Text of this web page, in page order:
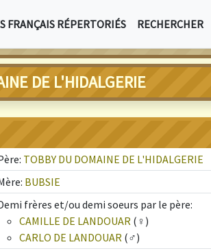
FRANÇAIS RÉPERTORIÉS RECHERCHER
DE L'HIDALGERIE
TOBBY DU DOMAINE DE L'HIDALGERIE
BUBSIE
frères et/ou demi soeurs par le père:
CAMILLE DE LANDOUAR (♀)
CARLO DE LANDOUAR (♂)